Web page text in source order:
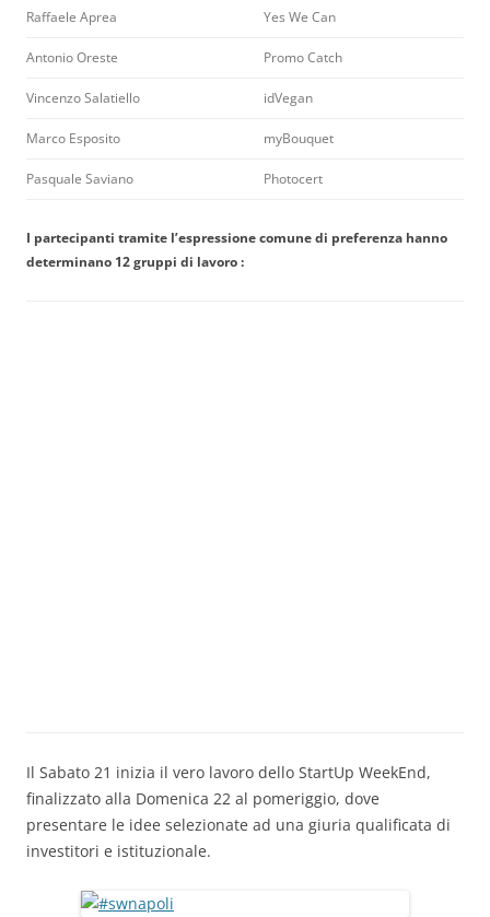
Raffaele Aprea Yes We Can
Antonio Oreste Promo Catch
Vincenzo Salatiello idVegan
Marco Esposito myBouquet
Pasquale Saviano Photocert
I partecipanti tramite l’espressione comune di preferenza hanno
determinano 12gruppi di lavoro :
Il Sabato 21 inizia il vero lavoro dello StartUp WeekEnd,
finalizzato alla Domenica 22 al pomeriggio, dove
presentare le idee selezionate ad una giuria qualificata di
investitori e istituzionale.